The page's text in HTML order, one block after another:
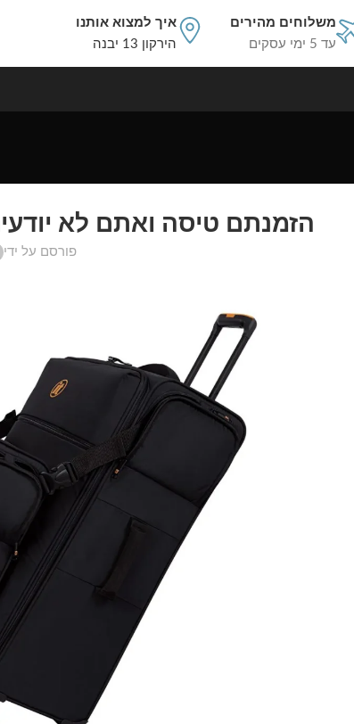
משלוחים מהירים
עד 5 ימי עסקים
איך למצוא אותנו
הירקון 13 יבנה
הזמנתם טיסה ואתם לא
פורסם על ידי